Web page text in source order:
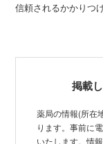
信頼されるかかりつ
掲載
薬局の情報(所在
ります。事前に
いたします。情